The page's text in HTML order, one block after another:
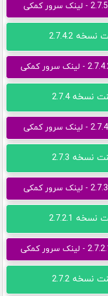
2.7.4.2
نسخه 2.7.4
نسخه 2.7.3
2.7.2.1
نسخه 2.7.2